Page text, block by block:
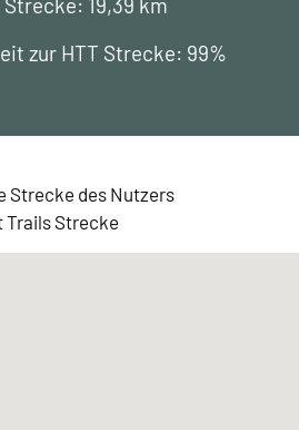
zur HTT Strecke: 99%
Strecke des Nutzers
Trails Strecke